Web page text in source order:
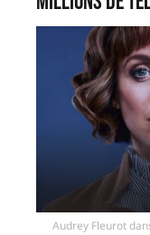
Audrey Fleurot